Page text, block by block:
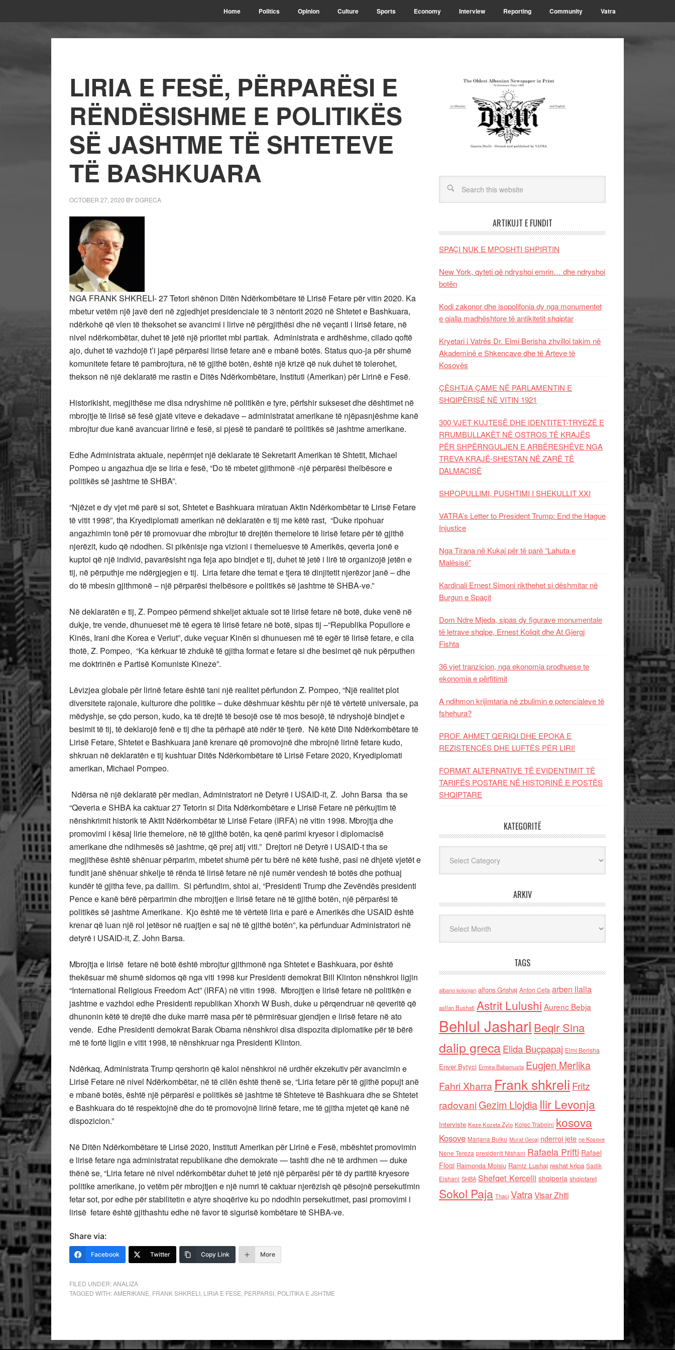
Home Politics Opinion Culture Sports Economy Interview Reporting Community Vatra
LIRIA E FESË, PËRPARËSI E
RËNDËSISHME E POLITIKËS
SË JASHTME TË SHTETEVE
TË BASHKUARA
OCTOBER 27, 2020 BY DGRECA
NGA FRANK SHKRELI- 27 Tetori shënon Ditën Ndërkombëtare të Lirisë Fetare për vitin 2020. Ka
mbetur vetëm një javë deri në zgjedhjet presidenciale të 3 nëntorit 2020 në Shtetet e Bashkuara,
ndërkohë që vlen të theksohet se avancimi i lirive në përgjithësi dhe në veçanti i lirisë fetare, në
nivel ndërkombëtar, duhet të jetë një prioritet mbi partiak. Administrata e ardhëshme, cilado qoftë
ajo, duhet të vazhdojë t’i japë përparësi lirisë fetare anë e mbanë botës. Status quo-ja për shumë
komunitete fetare të pambrojtura, në të gjithë botën, është një krizë që nuk duhet të tolerohet,
thekson në një deklaratë me rastin e Ditës Ndërkombëtare, Instituti (Amerikan) për Lirinë e Fesë.
Historikisht, megjithëse me disa ndryshime në politikën e tyre, përfshir sukseset dhe dështimet në
mbrojtje të lirisë së fesë gjatë viteve e dekadave – administratat amerikane të njëpasnjëshme kanë
mbrojtur due kanë avancuar lirinë e fesë, si pjesë të pandarë të politikës së jashtme amerikane.
Edhe Administrata aktuale, nepërmjet një deklarate të Sekretarit Amerikan të Shtetit, Michael
Pompeo u angazhua dje se liria e fesë, “Do të mbetet gjithmonë -një përparësi thelbësore e
politikës së jashtme të SHBA”.
“Njëzet e dy vjet më parë si sot, Shtetet e Bashkuara miratuan Aktin Ndërkombëtar të Lirisë Fetare
të vitit 1998”, tha Kryediplomati amerikan në deklaratën e tij me këtë rast, “Duke ripohuar
angazhimin tonë për të promovuar dhe mbrojtur të drejtën themelore të lirisë fetare për të gjithë
njerëzit, kudo që ndodhen. Si pikënisje nga vizioni i themeluesve të Amerikës, qeveria jonë e
kuptoi që një individ, pavarësisht nga feja apo bindjet e tij, duhet të jetë i lirë të organizojë jetën e
tij, në përputhje me ndërgjegjen e tij. Liria fetare dhe temat e tjera të dinjitetit njerëzor janë – dhe
do të mbesin gjithmonë – një përparësi thelbësore e politikës së jashtme të SHBA-ve.”
Në deklaratën e tij, Z. Pompeo përmend shkeljet aktuale sot të lirisë fetare në botë, duke venë në
dukje, tre vende, dhunueset më të egera të lirisë fetare në botë, sipas tij –“Republika Popullore e
Kinës, Irani dhe Korea e Veriut”, duke veçuar Kinën si dhunuesen më të egër të lirisë fetare, e cila
thotë, Z. Pompeo, “Ka kërkuar të zhdukë të gjitha format e fetare si dhe besimet që nuk përputhen
me doktrinën e Partisë Komuniste Kineze”.
Lëvizjea globale për lirinë fetare është tani një realitet përfundon Z. Pompeo, “Një realitet plot
diversitete rajonale, kulturore dhe politike – duke dëshmuar kështu për një të vërtetë universale, pa
mëdyshje, se çdo person, kudo, ka të drejtë të besojë ose të mos besojë, të ndryshojë bindjet e
besimit të tij, të deklarojë fenë e tij dhe ta përhapë atë ndër të tjerë. Në këtë Ditë Ndërkombëtare të
Lirisë Fetare, Shtetet e Bashkuara janë krenare që promovojnë dhe mbrojnë lirinë fetare kudo,
shkruan në deklaratën e tij kushtuar Ditës Ndërkombëtare të Lirisë Fetare 2020, Kryediplomati
amerikan, Michael Pompeo.
Ndërsa në një deklaratë për median, Administratori në Detyrë i USAID-it, Z. John Barsa tha se
“Qeveria e SHBA ka caktuar 27 Tetorin si Dita Ndërkombëtare e Lirisë Fetare në përkujtim të
nënshkrimit historik të Aktit Ndërkombëtar të Lirisë Fetare (IRFA) në vitin 1998. Mbrojtja dhe
promovimi i kësaj lirie themelore, në të gjithë botën, ka qenë parimi kryesor i diplomacisë
amerikane dhe ndihmesës së jashtme, që prej atij viti.” Drejtori në Detyrë i USAID-t tha se
megjithëse është shënuar përparim, mbetet shumë për tu bërë në këtë fushë, pasi në dhjetë vjetët e
fundit janë shënuar shkelje të rënda të lirisë fetare në një numër vendesh të botës dhe pothuaj
kundër të gjitha feve, pa dallim. Si përfundim, shtoi ai, “Presidenti Trump dhe Zevëndës presidenti
Pence e kanë bërë përparimin dhe mbrojtjen e lirisë fetare në të gjithë botën, një përparësi të
politikës së jashtme Amerikane. Kjo është me të vërtetë liria e parë e Amerikës dhe USAID është
krenar që luan një rol jetësor në ruajtjen e saj në të gjithë botën”, ka përfunduar Administratori në
detyrë i USAID-it, Z. John Barsa.
Mbrojtja e lirisë fetare në botë është mbrojtur gjithmonë nga Shtetet e Bashkuara, por është
thekësuar më shumë sidomos që nga viti 1998 kur Presidenti demokrat Bill Klinton nënshkroi ligjin
“International Religious Freedom Act” (IRFA) në vitin 1998. Mbrojtjen e lirisë fetare në politikën e
jashtme e vazhdoi edhe Presidenti republikan Xhorxh W Bush, duke u përqendruar në qeveritë që
dhunonin këtë të drejtë dhe duke marrë masa për të përmirësuar gjendjen e lirisë fetare në ato
vende. Edhe Presidenti demokrat Barak Obama nënshkroi disa dispozita diplomatike për të bërë
më të fortë ligjin e vitit 1998, të nënshkruar nga Presidenti Klinton.
Ndërkaq, Administrata Trump qershorin që kaloi nënshkroi në urdhër ekzekutiv për avancimin e
Lirisë Fetare në nivel Ndërkombëtar, në të cilën është thenë se, “Liria fetare për të gjithë popujt anë
e mbanë botës, është një përparësi e politikës së jashtme të Shteteve të Bashkuara dhe se Shtetet
e Bashkuara do të respektojnë dhe do të promovojnë lirinë fetare, me të gjitha mjetet që kanë në
dispozicion.”
Në Ditën Ndërkombëtare të Lirisë 2020, Instituti Amerikan për Lirinë e Fesë, mbështet promovimin
e lirisë fetare nga administratat republikane dhe demokrate — tashti dhe në të ardhmen — duke
thënë se, “Liria fetare në nivel ndërkombëtar duhet të jetë një përparësi për të dy partitë kryesore
politike amerikane, jo vetëm për mbrojtjen e një numri të caktuar njerëzish që pësojnë persekutimin
fetar sot, por edhe për stabilitetin e atyre shoqërive ku po ndodhin persekutimet, pasi promovimi i
lirisë fetare është gjithashtu edhe në favor të sigurisë kombëtare të SHBA-ve.
Share via:
Facebook Twitter Copy Link More
FILED UNDER:ANALIZA
TAGGED WITH:AMERIKANE FRANK SHKRELI LIRIA E FESE PERPARSI POLITIKA E JSHTME
ARTIKUJT E FUNDIT
SPAÇI NUK E MPOSHTI SHPIRTIN
New York, qyteti që ndryshoi emrin… dhe ndryshoi
botën
Kodi zakonor dhe isopolifonia dy nga monumentet
e gjalla madhështore të antikitetit shqiptar
Kryetari i Vatrës Dr. Elmi Berisha zhvilloi takim në
Akademinë e Shkencave dhe të Arteve të
Kosovës
ÇËSHTJA ÇAME NË PARLAMENTIN E
SHQIPËRISË NË VITIN 1921
300 VJET KUJTESË DHE IDENTITET-TRYEZË E
RRUMBULLAKËT NË OSTROS TË KRAJËS
PËR SHPËRNGULJEN E ARBËRESHËVE NGA
TREVA KRAJË-SHESTAN NË ZARË TË
DALMACISË
SHPOPULLIMI, PUSHTIMI I SHEKULLIT XXI
VATRA’s Letter to President Trump: End the Hague
Injustice
Nga Tirana në Kukaj për të parë “Lahuta e
Malësisë”
Kardinali Ernest Simoni rikthehet si dëshmitar në
Burgun e Spaçit
Dom Ndre Mjeda, sipas dy figurave monumentale
të letrave shqipe, Ernest Koliqit dhe At Gjergj
Fishta
36 vjet tranzicion, nga ekonomia prodhuese te
ekonomia e përfitimit
A ndihmon krijimtaria në zbulimin e potencialeve të
fshehura?
PROF. AHMET QERIQI DHE EPOKA E
REZISTENCЁS DHE LUFTЁS PЁR LIRI!
FORMAT ALTERNATIVE TË EVIDENTIMIT TË
TARIFËS POSTARE NË HISTORINË E POSTËS
SHQIPTARE
KATEGORITË
ARKIV
TAGS
albano kolonjari alfons Grishaj Anton Cefa arben llalla
asllan Bushati Astrit Lulushi Aurenc Bebja
Behlul Jashari Beqir Sina
dalip grecaElida Buçpapaj Elmi Berisha
Enver Bytyci Ermira Babamusta Eugjen Merlika
Fahri Xharra Frank shkreli Fritz
radovaniGezim Llojdia Ilir Levonja
Interviste Keze Kozeta Zylo Kolec Traboini kosova
Kosove Marjana Bulku Murat Gecaj nderroi jete ne Kosove
Nene Tereza presidenti Nishani Rafaela Prifti Rafael
Floqi Raimonda Moisiu Ramiz Lushaj reshat kripa Sadik
Elshani SHBA Shefqet Kercelli shqiperia shqiptaret
Sokol Paja Thaci VatraVisar Zhiti